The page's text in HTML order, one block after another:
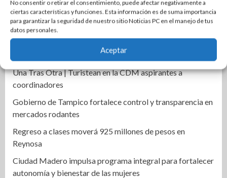
No consentir o retirar el consentimiento, puede afectar negativamente a
ciertas características y funciones. Esta información es de suma importancia
para garantizar la seguridad de nuestro sitio Noticias PC en el manejo de tus
datos personales.
Aceptar
Se incendia dulcería en pleno centro de El Mante; una
persona resulta intoxicada
Una Tras Otra | Turistean en la CDM aspirantes a
coordinadores
Gobierno de Tampico fortalece control y transparencia en
mercados rodantes
Regreso a clases moverá 925 millones de pesos en
Reynosa
Ciudad Madero impulsa programa integral para fortalecer
autonomía y bienestar de las mujeres